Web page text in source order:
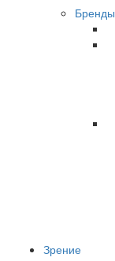
Бренды
Зрение